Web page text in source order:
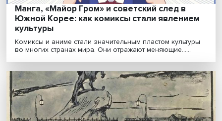
«Насколько человек останется
машина машиной — большой вопрос»
Будут ли новые технологии разобщать или, напротив,
соединять людей и общество? Какие механизмы